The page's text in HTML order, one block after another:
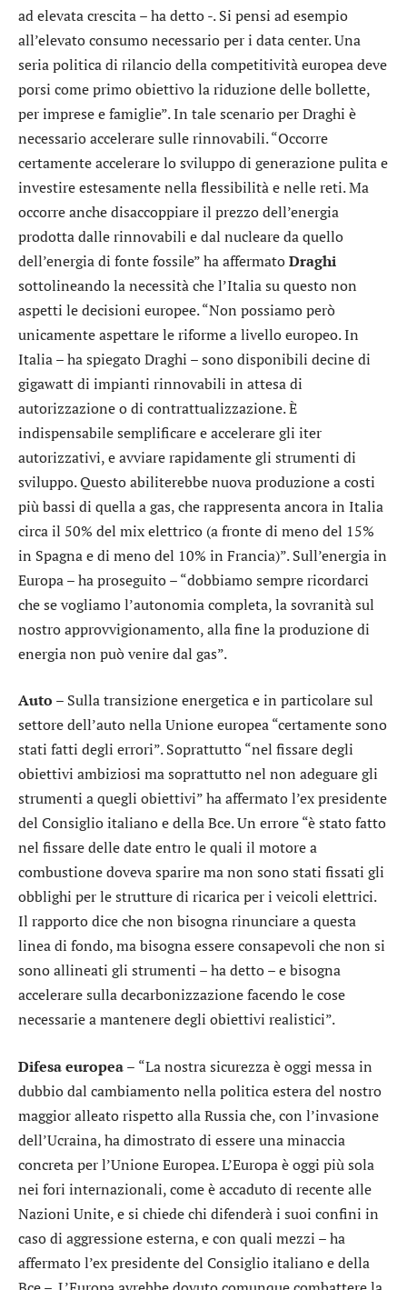
ad elevata crescita – ha detto -. Si pensi ad esempio
all’elevato consumo necessario per i data center. Una
seria politica di rilancio della competitività europea deve
porsi come primo obiettivo la riduzione delle bollette,
per imprese e famiglie”. In tale scenario per Draghi è
necessario accelerare sulle rinnovabili. “Occorre
certamente accelerare lo sviluppo di generazione pulita e
investire estesamente nella flessibilità e nelle reti. Ma
occorre anche disaccoppiare il prezzo dell’energia
prodotta dalle rinnovabili e dal nucleare da quello
dell’energia di fonte fossile” ha affermatoDraghi
sottolineando la necessità che l’Italia su questo non
aspetti le decisioni europee. “Non possiamo però
unicamente aspettare le riforme a livello europeo. In
Italia – ha spiegato Draghi – sono disponibili decine di
gigawatt di impianti rinnovabili in attesa di
autorizzazione o di contrattualizzazione. È
indispensabile semplificare e accelerare gli iter
autorizzativi, e avviare rapidamente gli strumenti di
sviluppo. Questo abiliterebbe nuova produzione a costi
più bassi di quella a gas, che rappresenta ancora in Italia
circa il 50% del mix elettrico (a fronte di meno del 15%
in Spagna e di meno del 10% in Francia)”. Sull’energia in
Europa – ha proseguito – “dobbiamo sempre ricordarci
che se vogliamo l’autonomia completa, la sovranità sul
nostro approvvigionamento, alla fine la produzione di
energia non può venire dal gas”.
Auto – Sulla transizione energetica e in particolare sul
settore dell’auto nella Unione europea “certamente sono
stati fatti degli errori”. Soprattutto “nel fissare degli
obiettivi ambiziosi ma soprattutto nel non adeguare gli
strumenti a quegli obiettivi” ha affermato l’ex presidente
del Consiglio italiano e della Bce. Un errore “è stato fatto
nel fissare delle date entro le quali il motore a
combustione doveva sparire ma non sono stati fissati gli
obblighi per le strutture di ricarica per i veicoli elettrici.
Il rapporto dice che non bisogna rinunciare a questa
linea di fondo, ma bisogna essere consapevoli che non si
sono allineati gli strumenti – ha detto – e bisogna
accelerare sulla decarbonizzazione facendo le cose
necessarie a mantenere degli obiettivi realistici”.
Difesa europea – “La nostra sicurezza è oggi messa in
dubbio dal cambiamento nella politica estera del nostro
maggior alleato rispetto alla Russia che, con l’invasione
dell’Ucraina, ha dimostrato di essere una minaccia
concreta per l’Unione Europea. L’Europa è oggi più sola
nei fori internazionali, come è accaduto di recente alle
Nazioni Unite, e si chiede chi difenderà i suoi confini in
caso di aggressione esterna, e con quali mezzi – ha
affermato l’ex presidente del Consiglio italiano e della